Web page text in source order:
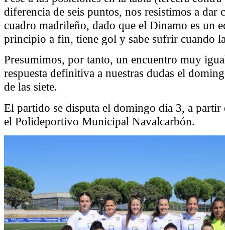
diferencia de seis puntos, nos resistimos a dar
cuadro madrileño, dado que el Dinamo es un
principio a fin, tiene gol y sabe sufrir cuando
Presumimos, por tanto, un encuentro muy
respuesta definitiva a nuestras dudas el
de las siete.
El partido se disputa el domingo día 3, a partir
el Polideportivo Municipal Navalcarbón.